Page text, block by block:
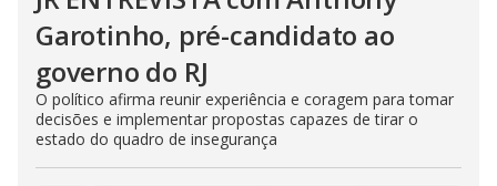
Garotinho, pré-candidato ao
governo do RJ
O político afirma reunir experiência e coragem para tomar
decisões e implementar propostas capazes de tirar o
estado do quadro de insegurança